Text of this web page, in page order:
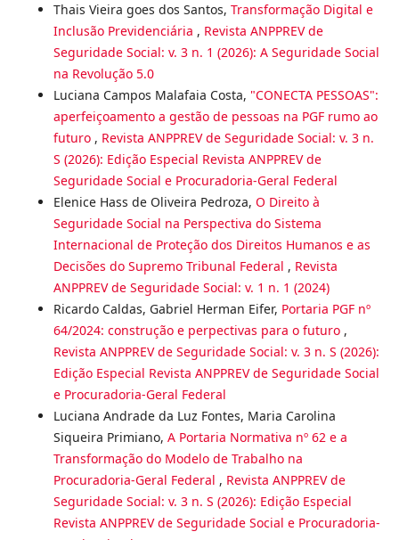
Thais Vieira goes dos Santos, Transformação Digital e
Inclusão Previdenciária , Revista ANPPREV de
Seguridade Social: v. 3 n. 1 (2026): A Seguridade Social
na Revolução 5.0
Luciana Campos Malafaia Costa, "CONECTA PESSOAS":
aperfeiçoamento a gestão de pessoas na PGF rumo ao
futuro , Revista ANPPREV de Seguridade Social: v. 3 n.
S (2026): Edição Especial Revista ANPPREV de
Seguridade Social e Procuradoria-Geral Federal
Elenice Hass de Oliveira Pedroza, O Direito à
Seguridade Social na Perspectiva do Sistema
Internacional de Proteção dos Direitos Humanos e as
Decisões do Supremo Tribunal Federal , Revista
ANPPREV de Seguridade Social: v. 1 n. 1 (2024)
Ricardo Caldas, Gabriel Herman Eifer, Portaria PGF nº
64/2024: construção e perpectivas para o futuro ,
Revista ANPPREV de Seguridade Social: v. 3 n. S (2026):
Edição Especial Revista ANPPREV de Seguridade Social
e Procuradoria-Geral Federal
Luciana Andrade da Luz Fontes, Maria Carolina
Siqueira Primiano, A Portaria Normativa nº 62 e a
Transformação do Modelo de Trabalho na
Procuradoria-Geral Federal , Revista ANPPREV de
Seguridade Social: v. 3 n. S (2026): Edição Especial
Revista ANPPREV de Seguridade Social e Procuradoria-